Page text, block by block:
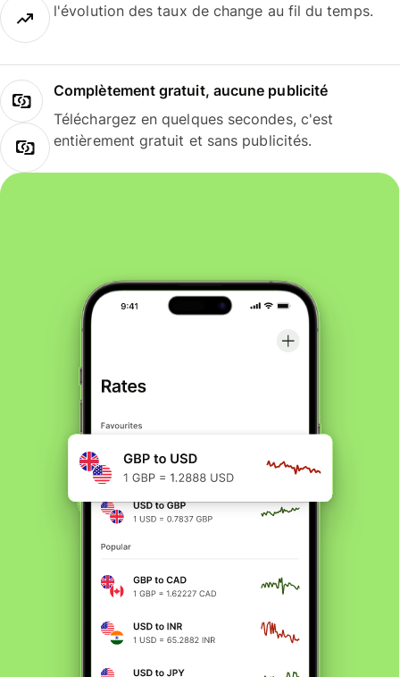
l'évolution des taux de change au fil du temps.
Complètement gratuit, aucune publicité
Téléchargez en quelques secondes, c'est
entièrement gratuit et sans publicités.